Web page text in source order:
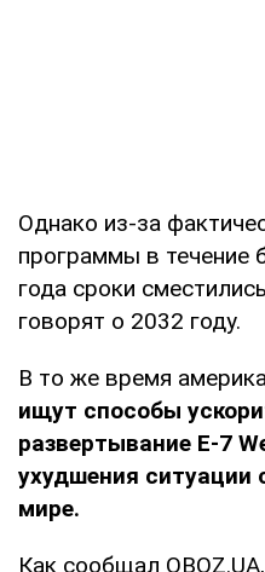
Однако из-за
программы в течение
года сроки
говорят о 2032 году.
В то же время
ищут способы
развертывание E-7
ухудшения ситуации
мире.
Как сообщал